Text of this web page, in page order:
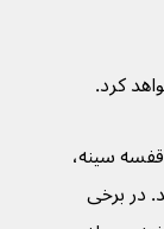
کرد.
سینه،
در برخی